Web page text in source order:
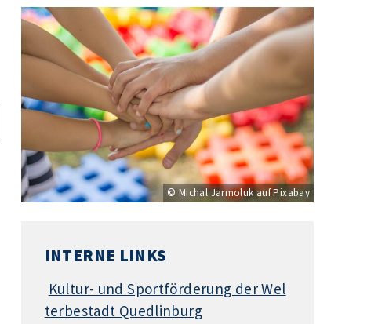
© Michal Jarmoluk auf Pixabay
INTERNE LINKS
Kultur- und Sportförderung der Wel
terbestadt Quedlinburg